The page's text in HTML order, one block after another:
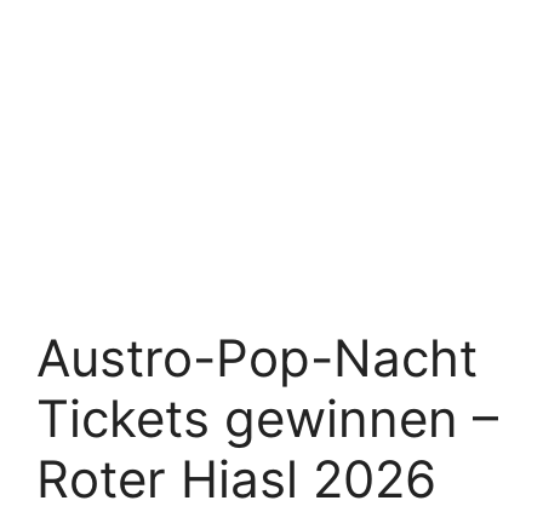
Austro-Pop-Nacht
Tickets gewinnen –
Roter Hiasl 2026